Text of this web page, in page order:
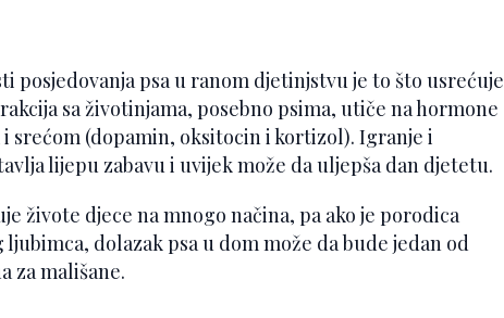
posjedovanja psa u ranom djetinjstvu je to što usrećuje
sa životinjama, posebno psima, utiče na hormone
srećom (dopamin, oksitocin i kortizol). Igranje i
lijepu zabavu i uvijek može da uljepša dan djetetu.
živote djece na mnogo načina, pa ako je porodica
dolazak psa u dom može da bude jedan od
za mališane.